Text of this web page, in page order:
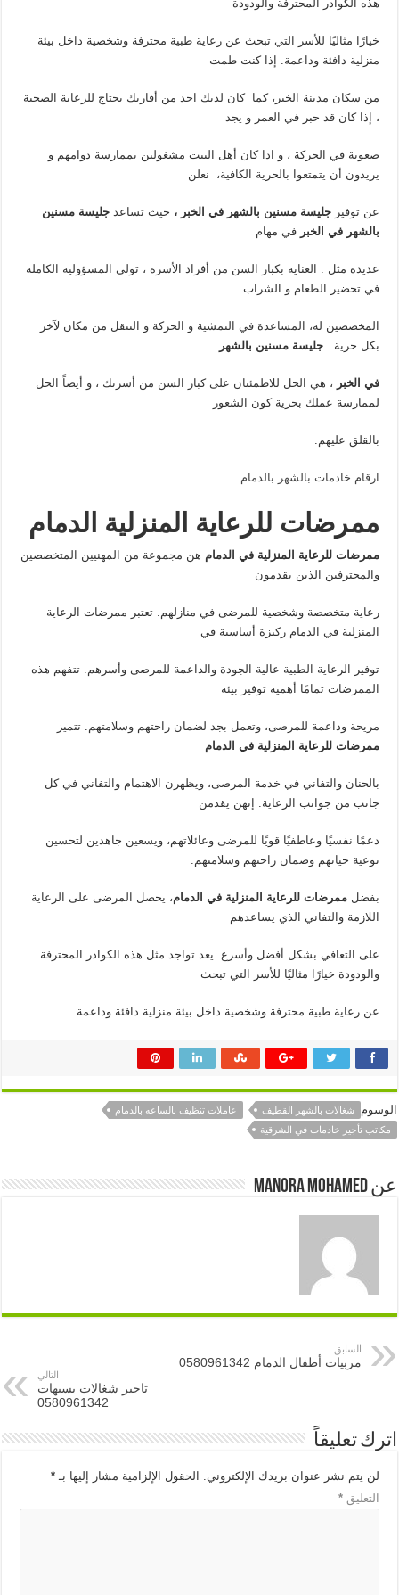
هذه الكوادر المحترفة والودودة
خيارًا مثاليًا للأسر التي تبحث عن رعاية طبية محترفة وشخصية داخل بيئة
منزلية دافئة وداعمة. إذا كنت طمت
من سكان مدينة الخبر، كما كان لديك احد من أقاربك يحتاج للرعاية الصحية
، إذا كان قد حبر في العمر و يجد
صعوبة في الحركة ، و اذا كان أهل البيت مشغولين بممارسة دوامهم و
يريدون أن يتمتعوا بالحرية الكافية،
نعلن
عن توفيرجليسة مسنين بالشهر في الخبر ، حيث تساعدجليسة مسنين
بالشهر في الخبرفي مهام
عديدة مثل : العناية بكبار السن من أفراد الأسرة ، تولي المسؤولية الكاملة
في تحضير الطعام و الشراب
المخصصين له، المساعدة في التمشية و الحركة و التنقل من مكان لآخر
بكل حرية .جليسة مسنين بالشهر
في الخبر ، هي الحل للاطمئنان على كبار السن من أسرتك ، و أيضاً الحل
لممارسة عملك بحرية كون الشعور
بالقلق عليهم.
ارقام خادمات بالشهر بالدمام
ممرضات للرعاية المنزلية الدمام
ممرضات للرعاية المنزلية في الدمام هن مجموعة من المهنيين المتخصصين
والمحترفين الذين يقدمون
رعاية متخصصة وشخصية للمرضى في منازلهم. تعتبر ممرضات الرعاية
المنزلية في الدمام ركيزة أساسية في
توفير الرعاية الطبية عالية الجودة والداعمة للمرضى وأسرهم. تتفهم هذه
الممرضات تمامًا أهمية توفير بيئة
مريحة وداعمة للمرضى، وتعمل بجد لضمان راحتهم وسلامتهم. تتميز
ممرضات للرعاية المنزلية في الدمام
بالحنان والتفاني في خدمة المرضى، ويظهرن الاهتمام والتفاني في كل
جانب من جوانب الرعاية. إنهن يقدمن
دعمًا نفسيًا وعاطفيًا قويًا للمرضى وعائلاتهم، ويسعين جاهدين لتحسين
نوعية حياتهم وضمان راحتهم وسلامتهم.
بفضلممرضات للرعاية المنزلية في الدمام، يحصل المرضى على الرعاية
اللازمة والتفاني الذي يساعدهم
على التعافي بشكل أفضل وأسرع. يعد تواجد مثل هذه الكوادر المحترفة
والودودة خيارًا مثاليًا للأسر التي تبحث
عن رعاية طبية محترفة وشخصية داخل بيئة منزلية دافئة وداعمة.
الوسوم شغالات بالشهر القطيف
عاملات تنظيف بالساعه بالدمام
مكاتب تأجير خادمات في الشرقية
عن manora mohamed
السابق
مربيات أطفال الدمام 0580961342
التالي
تاجير شغالات بسيهات
0580961342
اترك تعليقاً
لن يتم نشر عنوان بريدك الإلكتروني. الحقول الإلزامية مشار إليها بـ*
التعليق*